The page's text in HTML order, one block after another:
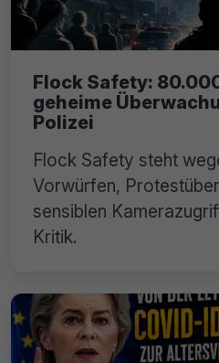
Flock Safety:
geheime
Polizei
Flock Safety steht
Vorwürfen,
sensiblen
Kritik.